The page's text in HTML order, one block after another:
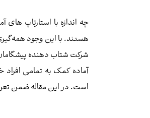
چه اندازه با استارتاپ
هستند. با این وجود
شرکت شتاب دهنده
آماده کمک به تمامی
است. در این مقاله ضمن